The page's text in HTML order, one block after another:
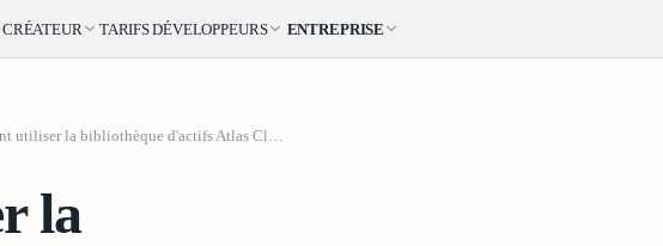
CRÉATEUR TARIFSDÉVELOPPEURS ENTREPRISE
Comment utiliser la bibliothèque d'actifs Atlas Cloud pour Seedance 2.0
la